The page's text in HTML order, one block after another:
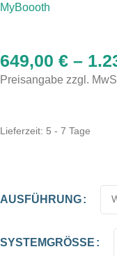
649,00 € –
Preisangabe zzgl.
Lieferzeit: 5 - 7 Tage
AUSFÜHRUNG
SYSTEMGRÖSSE